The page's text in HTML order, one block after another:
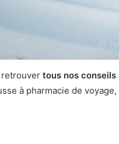
tous nos conseils
à pharmacie de voyage,